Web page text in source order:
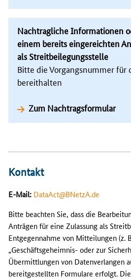
Nachtragliche Informationen
einem bereits eingereichten
als Streitbeilegungsstelle
Bitte die Vorgangsnummer für
bereithalten
Zum Nachtragsformular
Kontakt
E-Mail: DataAct@BNetzA.de
Bitte beachten Sie, dass die
Anträgen für eine Zulassung als
Entgegennahme von Mitteilungen (z.
„Geschäftsgeheimnis- oder zur
Übermittlungen von Datenverlangen
bereitgestellten Formulare erfolgt.